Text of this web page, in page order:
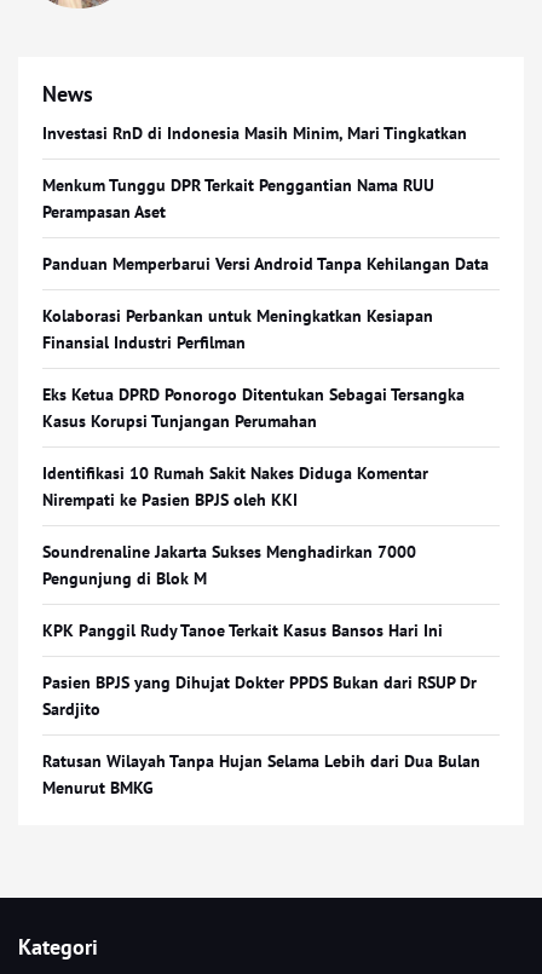
News
Investasi RnD di Indonesia Masih Minim, Mari Tingkatkan
Menkum Tunggu DPR Terkait Penggantian Nama RUU
Perampasan Aset
Panduan Memperbarui Versi Android Tanpa Kehilangan Data
Kolaborasi Perbankan untuk Meningkatkan Kesiapan
Finansial Industri Perfilman
Eks Ketua DPRD Ponorogo Ditentukan Sebagai Tersangka
Kasus Korupsi Tunjangan Perumahan
Identifikasi 10 Rumah Sakit Nakes Diduga Komentar
Nirempati ke Pasien BPJS oleh KKI
Soundrenaline Jakarta Sukses Menghadirkan 7000
Pengunjung di Blok M
KPK Panggil Rudy Tanoe Terkait Kasus Bansos Hari Ini
Pasien BPJS yang Dihujat Dokter PPDS Bukan dari RSUP Dr
Sardjito
Ratusan Wilayah Tanpa Hujan Selama Lebih dari Dua Bulan
Menurut BMKG
Kategori